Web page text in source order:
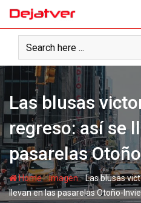
Skip
content
Las blusas
regreso: así se
pasarelas
Home-Imagen-Las blusas
llevan en las pasarelas Otoño-